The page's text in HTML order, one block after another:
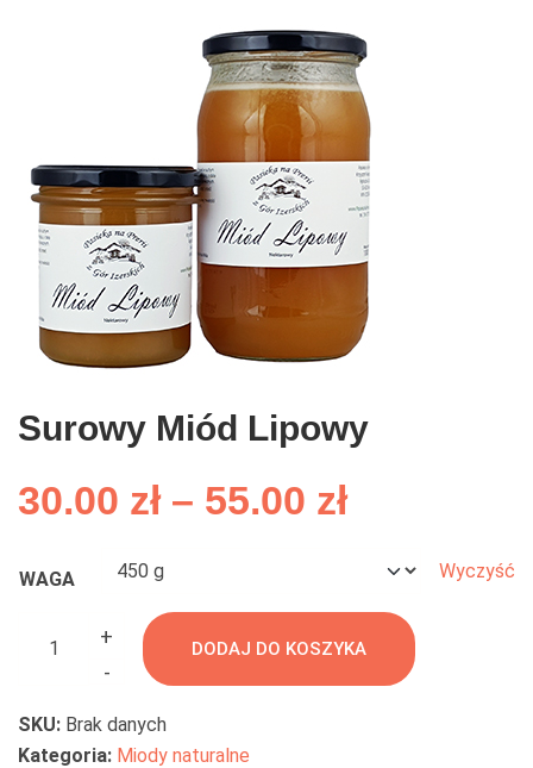
Surowy Miód Lipowy
30.00 zł – 55.00 złZakres
30.00 zł
do
WAGA Wyczyść
Surowy
Lipowy
+
-
DODAJ DO KOSZYKA
SKU: Brak danych
Kategoria: Miody naturalne